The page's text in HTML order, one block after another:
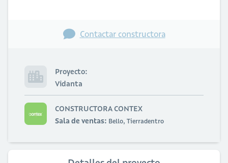
Contactar constructora
Proyecto:
Vidanta
CONSTRUCTORA CONTEX
Sala de ventas: Bello, Tierradentro